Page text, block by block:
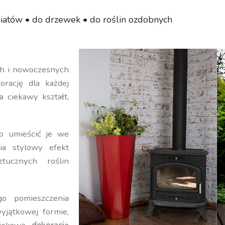
• do drzewek • do roślin ozdobnych
i nowoczesnych
dla każdej
ciekawy kształt,
umieścić je we
stylowy efekt
roślin
pomieszczenia
formie,